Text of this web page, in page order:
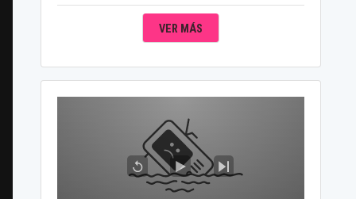
VER MÁS